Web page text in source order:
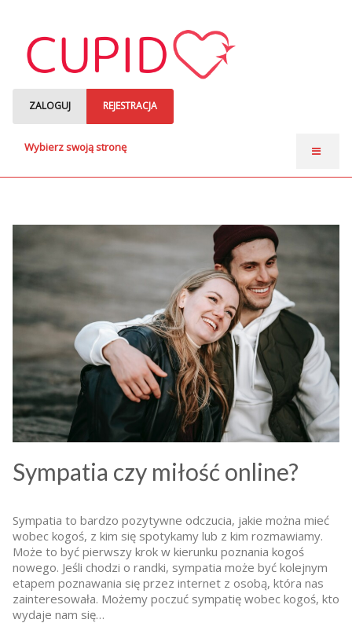
ZALOGUJ REJESTRACJA
Wybierz swoją stronę
Strona główna
Sympatia czy miłość online?
Sympatia to bardzo pozytywne odczucia, jakie można mieć
wobec kogoś, z kim się spotykamy lub z kim rozmawiamy.
Może to być pierwszy krok w kierunku poznania kogoś
nowego. Jeśli chodzi o randki, sympatia może być kolejnym
etapem poznawania się przez internet z osobą, która nas
zainteresowała. Możemy poczuć sympatię wobec kogoś, kto
wydaje nam się…